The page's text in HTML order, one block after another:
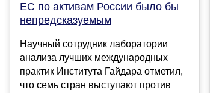
ЕС по активам России было бы
непредсказуемым
Научный сотрудник лаборатории
анализа лучших международных
практик Института Гайдара отметил,
что семь стран выступают против